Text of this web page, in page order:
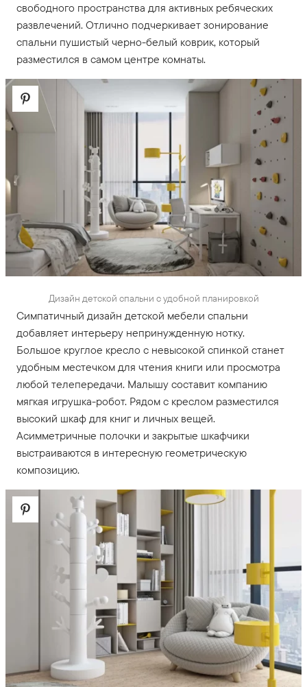
свободного пространства для активных ребяческих
развлечений. Отлично подчеркивает зонирование
спальни пушистый черно-белый коврик, который
разместился в самом центре комнаты.
Дизайн детской спальни с удобной планировкой
Симпатичный дизайн детской мебели спальни
добавляет интерьеру непринужденную нотку.
Большое круглое кресло с невысокой спинкой станет
удобным местечком для чтения книги или просмотра
любой телепередачи. Малышу составит компанию
мягкая игрушка-робот. Рядом с креслом разместился
высокий шкаф для книг и личных вещей.
Асимметричные полочки и закрытые шкафчики
выстраиваются в интересную геометрическую
композицию.